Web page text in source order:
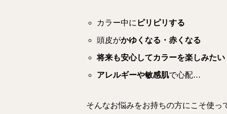
カラー中に ピリピリする
頭皮がかゆくなる・赤くなる
将来も安心してカラーを楽しみたい
アレルギーや敏感肌で心配…
そんなお悩みをお持ちの方にこそ使っ